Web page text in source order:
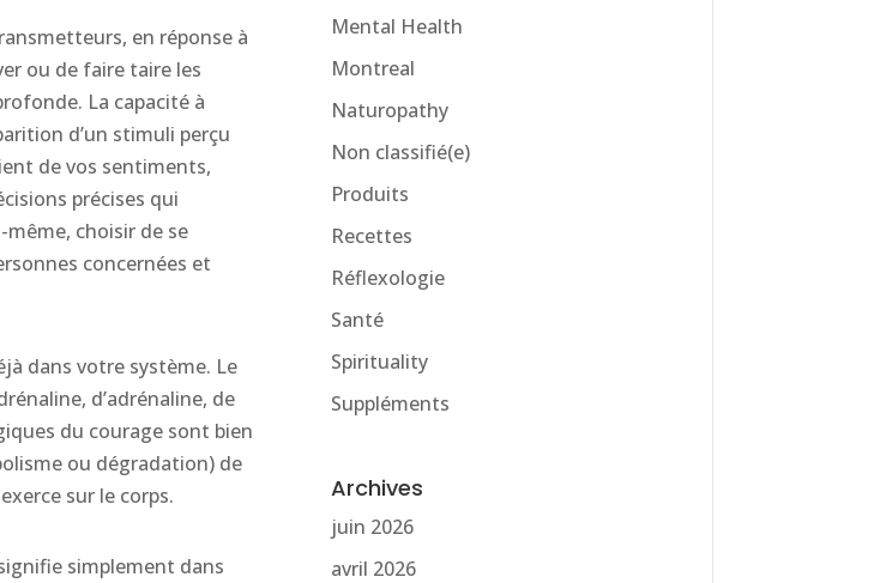
en réponse à
ou de faire taire les
La capacité à
d’un stimuli perçu
de vos sentiments,
précises qui
choisir de se
concernées et
dans votre système. Le
d’adrénaline, de
du courage sont bien
ou dégradation) de
sur le corps.
simplement dans
Mental Health
Montreal
Naturopathy
Non classifié(e)
Produits
Recettes
Réflexologie
Santé
Spirituality
Suppléments
Archives
juin 2026
avril 2026